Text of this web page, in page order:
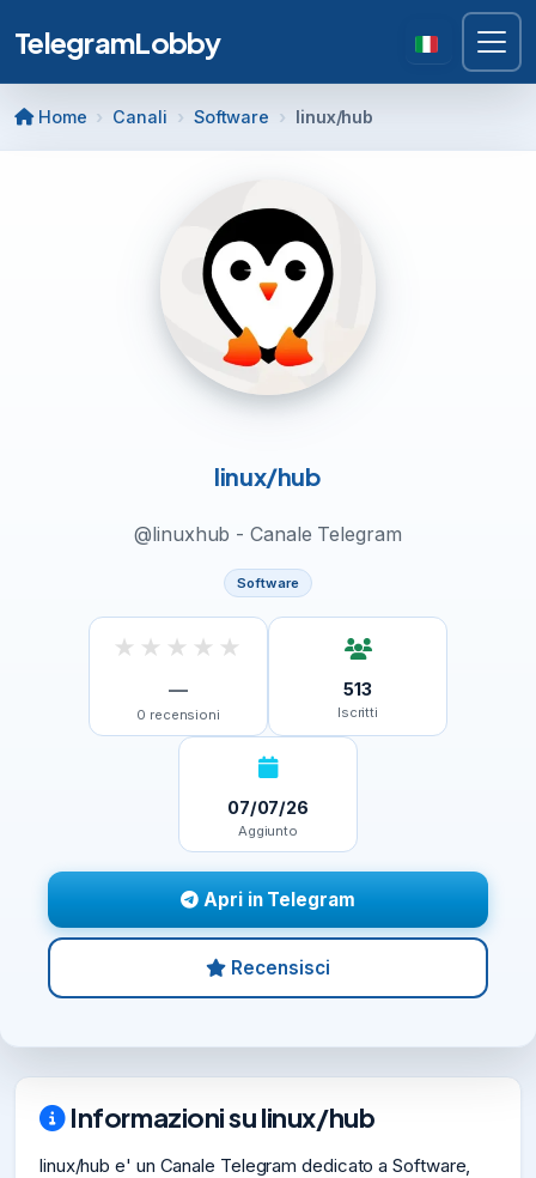
TelegramLobby
Home Canali Software linux/hub
linux/hub
@linuxhub - Canale Telegram
Software
★ ★ ★ ★ ★
—
0 recensioni
513
Iscritti
07/07/26
Aggiunto
Apri in Telegram
Recensisci
Informazioni su linux/hub
linux/hub e' un Canale Telegram dedicato a Software,